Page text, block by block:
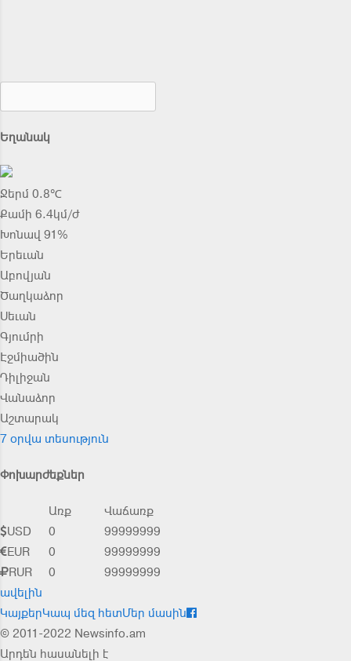
Եղանակ
Ջերմ 0.8℃
Քամի 6.4կմ/ժ
Խոնավ 91%
Երեւան
Աբովյան
Ծաղկաձոր
Սեւան
Գյումրի
Էջմիածին
Դիլիջան
Վանաձոր
Աշտարակ
7 օրվա տեսություն
Փոխարժեքներ
Առք
Վաճառք
USD
0
99999999
EUR
0
99999999
RUR
0
99999999
ավելին
ԿայքերԿապ մեզ հետՄեր մասին
© 2011-2022 Newsinfo.am
Արդեն հասանելի է